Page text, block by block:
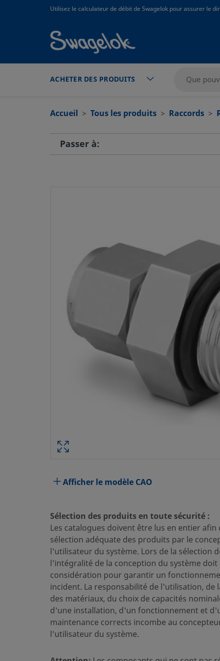
text.skipToContent
text.skipToNavigationUtilisez le calculateur de débit de Swagelok pour assurer le
ACHETER DES PRODUITS
Accueil Tous les produits Raccords
RACCORD POUR TUBE
ACIER INOXYDABLE,
DIAM. EXT. TUBE 5/8 PO
CYLINDRIQUE SAE/MS
RÉF.
Procédé de nettoyage
Nettoyage et
Dimension du raccordement 1
5/8 po
Type du raccordement 1
Raccord Swagelok® pour
Dimension du raccordement 2
3/4-16 po
Type du raccordement 2
Filetage cylindrique SAE/
Réducteur de débit
Non
Dow Corning 111
Passer à:
Afficher le modèle CAO
Sélection des produits en toute sécurité :
Les catalogues doivent être lus en entier
sélection adéquate des produits par le
l'utilisateur du système. Lors de la sélection
l'intégralité de la conception du système doit
considération pour garantir un
incident. La responsabilité de l'utilisation, de
des matériaux, du choix de capacités
d'une installation, d'un fonctionnement et
maintenance corrects incombe au
l'utilisateur du système.